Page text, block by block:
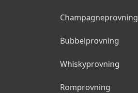
Champagneprovning
Bubbelprovning
Whiskyprovning
Romprovning